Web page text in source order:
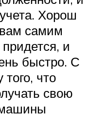
Хорош
самим
и
быстро. С
что
свою